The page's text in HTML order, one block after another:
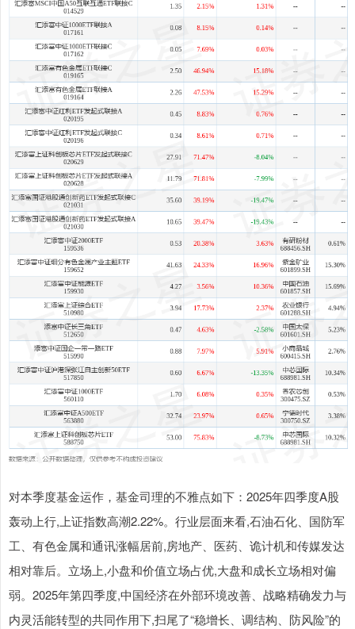
对本季度基金运作，基金司理的不雅点如下：2025年四季度A股
轰动上行,上证指数高潮2.22%。行业层面来看,石油石化、国防军
工、有色金属和通讯涨幅居前,房地产、医药、诡计机和传媒发达
相对靠后。立场上,小盘和价值立场占优,大盘和成长立场相对偏
弱。2025年第四季度,中国经济在外部环境改善、战略精确发力与
内灵活能转型的共同作用下,扫尾了“稳增长、调结构、防风险”的